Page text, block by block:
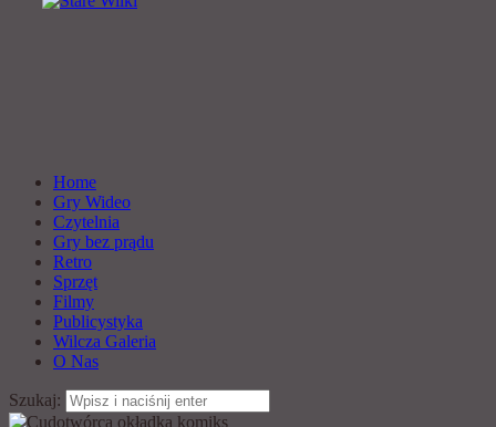
Home
Gry Wideo
Czytelnia
Gry bez prądu
Retro
Sprzęt
Filmy
Publicystyka
Wilcza Galeria
O Nas
Szukaj: